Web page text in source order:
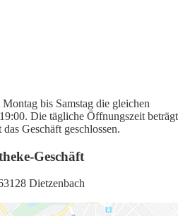
bis Samstag die gleichen
Die tägliche Öffnungszeit beträgt
Geschäft geschlossen.
Geschäft
Dietzenbach